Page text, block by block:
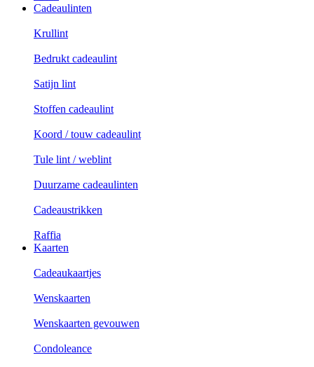
Cadeaulinten
Krullint
Bedrukt cadeaulint
Satijn lint
Stoffen cadeaulint
Koord / touw cadeaulint
Tule lint / weblint
Duurzame cadeaulinten
Cadeaustrikken
Raffia
Kaarten
Cadeaukaartjes
Wenskaarten
Wenskaarten gevouwen
Condoleance